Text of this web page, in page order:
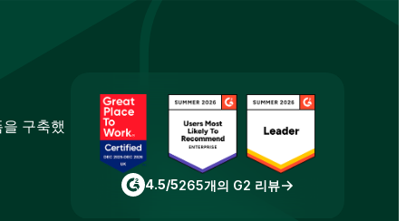
구축했
4.5/5265개의 G2 리뷰